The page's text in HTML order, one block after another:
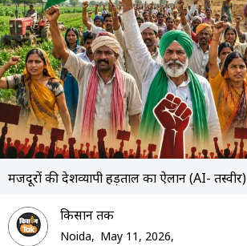
मजदूरों की देशव्यापी हड़ताल का ऐलान (AI- तस्वीर)
क‍िसान तक
Noida, May 11, 2026,